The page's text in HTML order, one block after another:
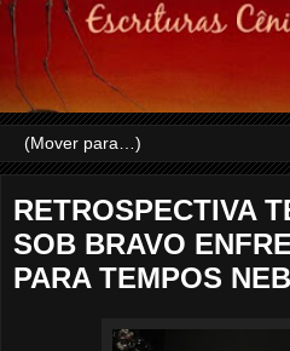
RETROSPECTIVA
SOB BRAVO
PARA TEMPOS